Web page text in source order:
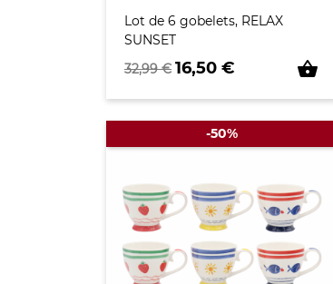
Lot de 6 gobelets, RELAX
SUNSET
Prix de base
32,99 € Prix
16,50 € shopping_basket
-50%